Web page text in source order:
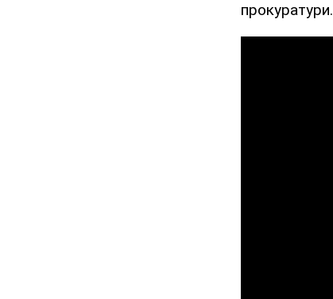
прокуратури.